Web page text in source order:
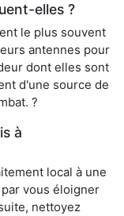
elles ?
le plus souvent
antennes pour
dont elles sont
d'une source de
?
à
local à une
vous éloigner
nettoyez